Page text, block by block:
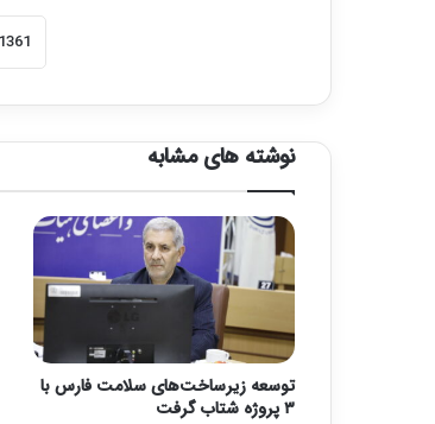
نوشته های مشابه
توسعه زیرساخت‌های سلامت فارس با
۳ پروژه شتاب گرفت